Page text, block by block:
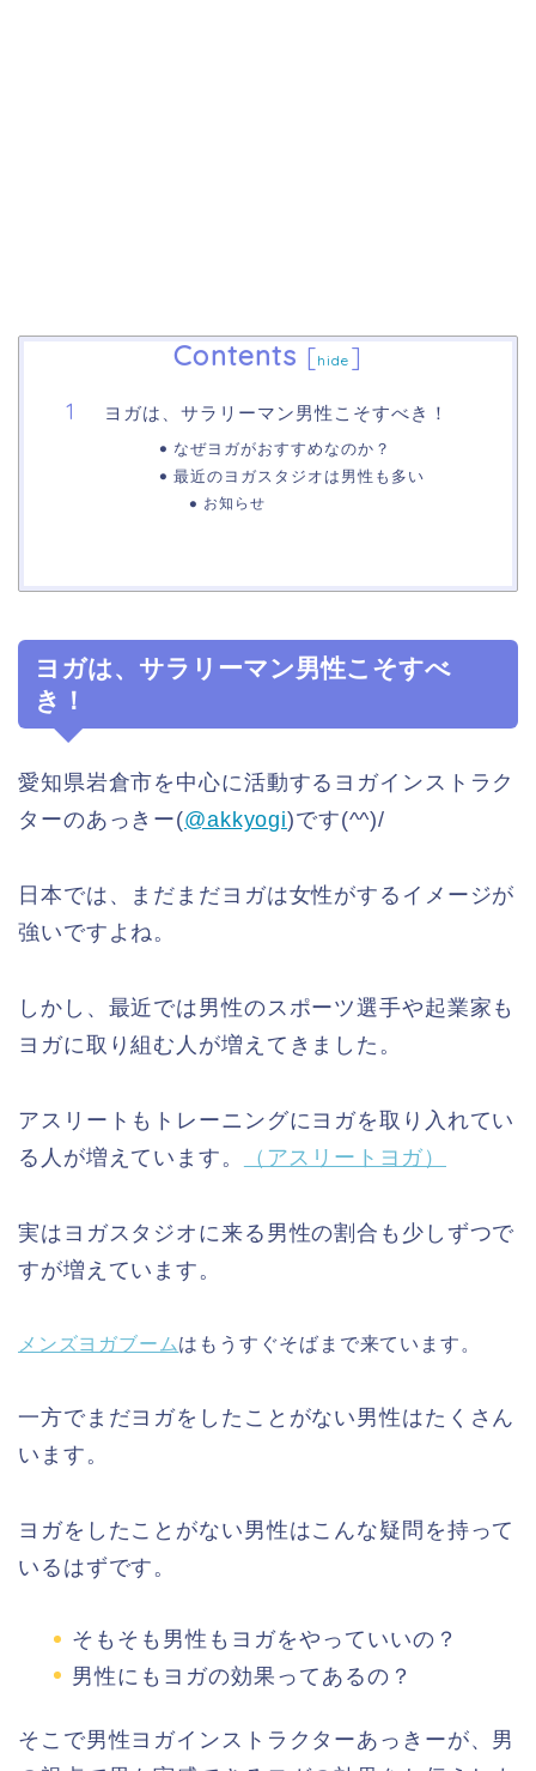
Contents [hide ]
ヨガは、サラリーマン男性こそすべき！
なぜヨガがおすすめなのか？
最近のヨガスタジオは男性も多い
お知らせ
ヨガは、サラリーマン男性こそすべ
き！
愛知県岩倉市を中心に活動するヨガインストラク
ターのあっきー(@akkyogi)です(^^)/
日本では、まだまだヨガは女性がするイメージが
強いですよね。
しかし、最近では男性のスポーツ選手や起業家も
ヨガに取り組む人が増えてきました。
アスリートもトレーニングにヨガを取り入れてい
る人が増えています。
（アスリートヨガ）
実はヨガスタジオに来る男性の割合も少しずつで
すが増えています。
メンズヨガブームはもうすぐそばまで来ています。
一方でまだヨガをしたことがない男性はたくさん
います。
ヨガをしたことがない男性はこんな疑問を持って
いるはずです。
そもそも男性もヨガをやっていいの？
男性にもヨガの効果ってあるの？
そこで男性ヨガインストラクターあっきーが、男